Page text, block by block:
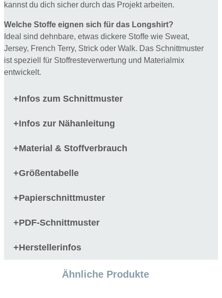
kannst du dich sicher durch das Projekt arbeiten.
Welche Stoffe eignen sich für das Longshirt?
Ideal sind dehnbare, etwas dickere Stoffe wie Sweat,
Jersey, French Terry, Strick oder Walk. Das Schnittmuster
ist speziell für Stoffresteverwertung und Materialmix
entwickelt.
+Infos zum Schnittmuster
+Infos zur Nähanleitung
+Material & Stoffverbrauch
+Größentabelle
+Papierschnittmuster
+PDF-Schnittmuster
+Herstellerinfos
Ähnliche Produkte